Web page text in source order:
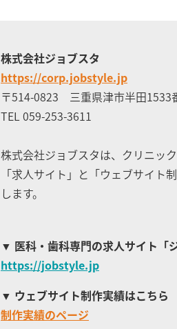
株式会社ジョブスタ
https://corp.jobstyle.jp
〒514-0823 三重県津市半田1533
TEL 059-253-3611
株式会社ジョブスタは、クリニッ
「求人サイト」と「ウェブサイト
します。
医科・歯科専門の求人サイト 「
https://jobstyle.jp
ウェブサイト制作実績はこちら
制作実績のページ